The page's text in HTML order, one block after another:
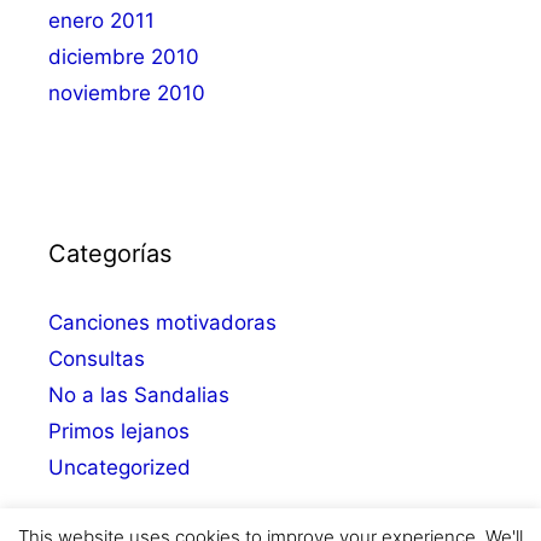
enero 2011
diciembre 2010
noviembre 2010
Categorías
Canciones motivadoras
Consultas
No a las Sandalias
Primos lejanos
Uncategorized